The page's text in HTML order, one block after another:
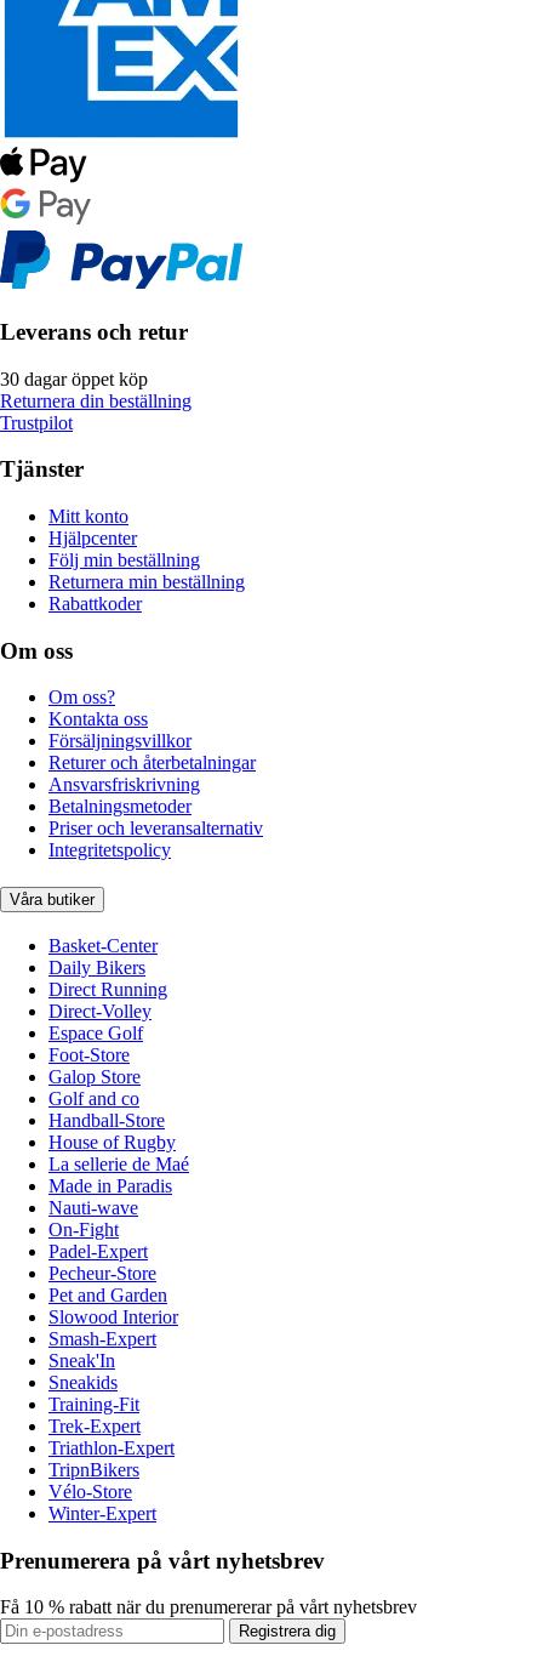
Leverans och retur
30 dagar öppet köp
Returnera din beställning
Trustpilot
Tjänster
Mitt konto
Hjälpcenter
Följ min beställning
Returnera min beställning
Rabattkoder
Om oss
Om oss?
Kontakta oss
Försäljningsvillkor
Returer och återbetalningar
Ansvarsfriskrivning
Betalningsmetoder
Priser och leveransalternativ
Integritetspolicy
Våra butiker
Basket-Center
Daily Bikers
Direct Running
Direct-Volley
Espace Golf
Foot-Store
Galop Store
Golf and co
Handball-Store
House of Rugby
La sellerie de Maé
Made in Paradis
Nauti-wave
On-Fight
Padel-Expert
Pecheur-Store
Pet and Garden
Slowood Interior
Smash-Expert
Sneak'In
Sneakids
Training-Fit
Trek-Expert
Triathlon-Expert
TripnBikers
Vélo-Store
Winter-Expert
Prenumerera på vårt nyhetsbrev
Få 10 % rabatt när du prenumererar på vårt nyhetsbrev
Registrera dig